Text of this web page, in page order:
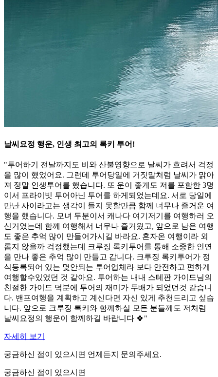
날씨요정 행운, 인생 최고의 록키 투어!
"투어하기 전날까지도 비와 산불영향으로 날씨가 흐려서 걱정
을 많이 했었어요. 그런데 투어당일에 거짓말처럼 날씨가 맑아
져 정말 인생투어를 했습니다. 또 운이 좋게도 저를 포함한 3명
이서 프라이빗 투어아닌 투어를 하게되었는데요. 서로 당일에
만난 사이라고는 생각이 들지 못할만큼 함께 너무나 즐거운 여
행을 했습니다. 모녀 두분이서 캐나다 여기저기를 여행하러 오
신거였는데 함께 여행해서 너무나 즐거웠고, 앞으로 남은 여행
도 좋은 추억 많이 만들어가시길 바라요. 혼자온 여행이라 외
롭지 않을까 걱정했는데 크루징 록키투어를 통해 소중한 인연
을 만나 좋은 추억 많이 만들고 갑니다. 크루징 록키투어가 정
식등록되어 있는 몇안되는 투어업체라 보다 안전하고 편하게
여행할수있었던 것 같아요. 투어하는 내내 스테판 가이드님의
친절한 가이드 덕분에 투어의 재미가 두배가 되었던것 같습니
다. 밴프여행을 계획하고 계신다면 자신 있게 추천드리고 싶습
니다. 앞으로 크루징 록키와 함께하실 모든 분들께도 저처럼
날씨요정의 행운이 함께하길 바랍니다 🍀"
자세히 보기
궁금하신 점이 있으시면 언제든지 문의주세요.
궁금하신 점이 있으시면